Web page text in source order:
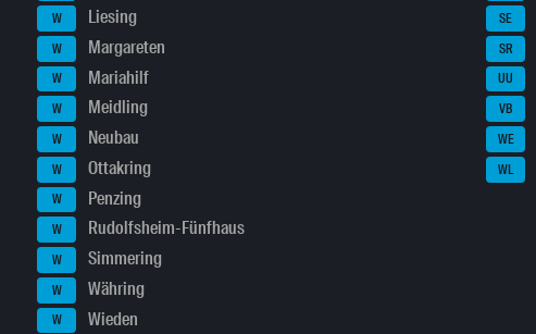
W Liesing
W Margareten
W Mariahilf
W Meidling
W Neubau
W Ottakring
W Penzing
W Rudolfsheim-Fünfhaus
W Simmering
W Währing
W Wieden
SE
SR
UU
VB
WE
WL